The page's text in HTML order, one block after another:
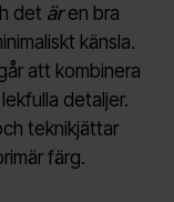
det ären bra
känsla.
att kombinera
detaljer.
teknikjättar
färg.